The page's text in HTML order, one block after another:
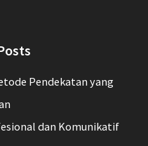
Pendekatan yang
dan Komunikatif